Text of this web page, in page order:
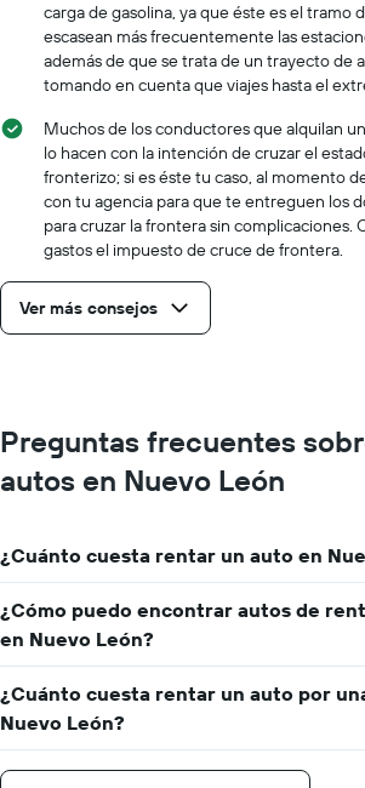
carga de gasolina, ya que éste es el tramo
escasean más frecuentemente las
además de que se trata de un trayecto de
tomando en cuenta que viajes hasta el
Muchos de los conductores que alquilan
lo hacen con la intención de cruzar el
fronterizo; si es éste tu caso, al momento
con tu agencia para que te entreguen los
para cruzar la frontera sin complicaciones.
gastos el impuesto de cruce de frontera.
Ver más consejos
Preguntas frecuentes
autos en Nuevo León
¿Cuánto cuesta rentar un auto en
¿Cómo puedo encontrar autos de
en Nuevo León?
¿Cuánto cuesta rentar un auto por
Nuevo León?